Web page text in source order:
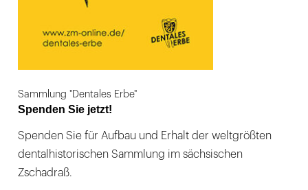
Sammlung "Dentales Erbe"
Spenden Sie jetzt!
Spenden Sie für Aufbau und Erhalt der weltgrößten
dentalhistorischen Sammlung im sächsischen
Zschadraß.